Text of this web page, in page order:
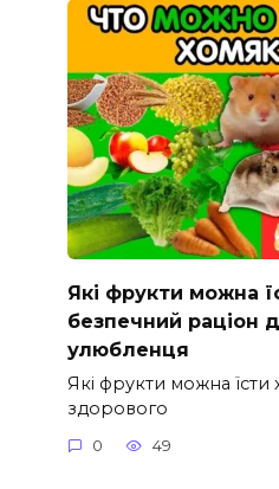
Які фрукти можна
безпечний раціон
улюбленця
Які фрукти можна їсти
здорового
0 49